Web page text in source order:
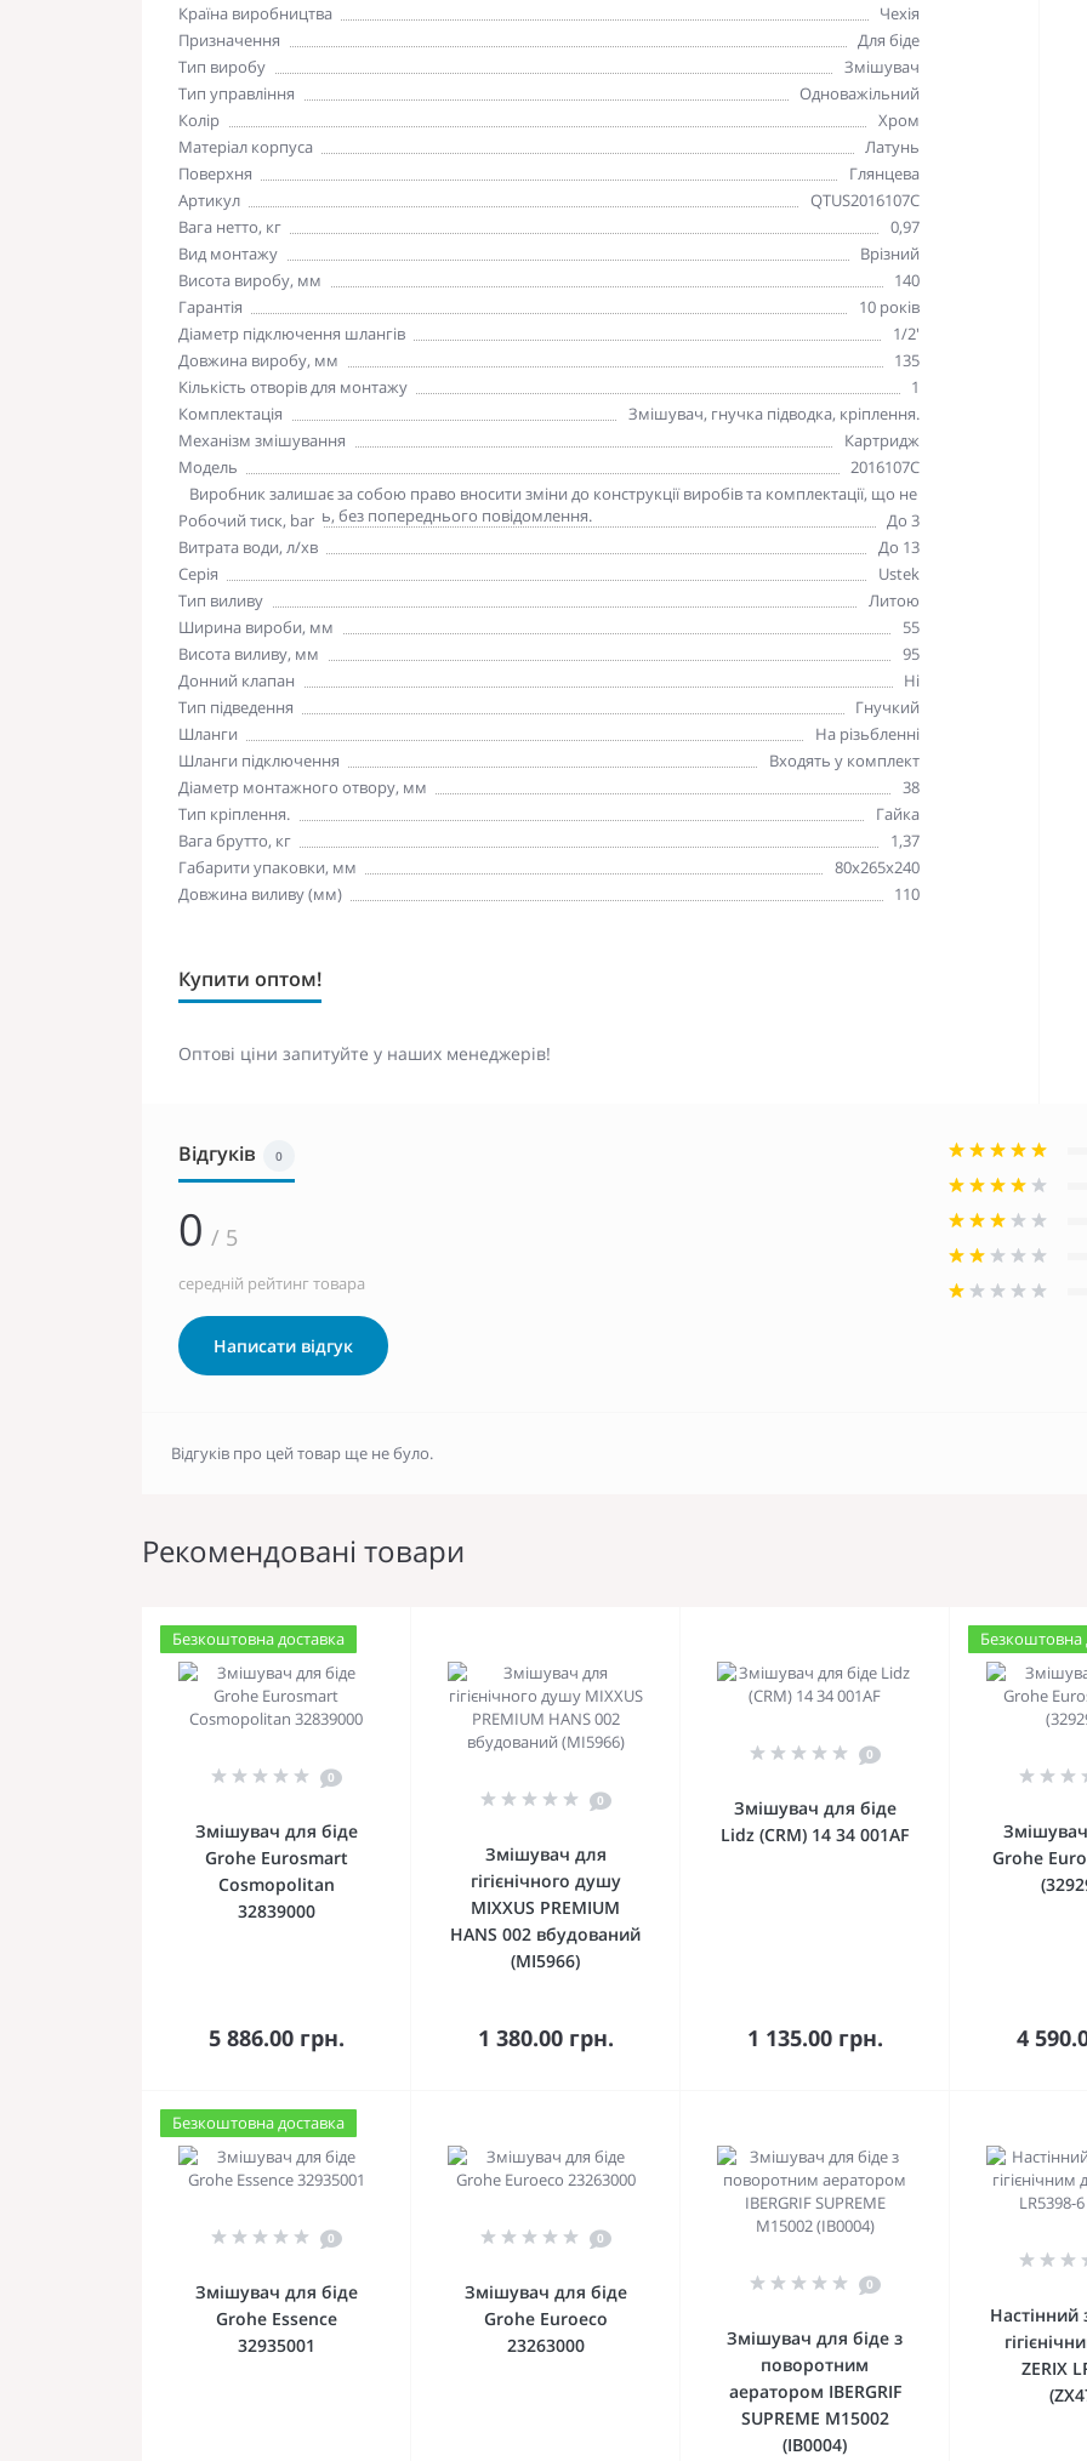
Країна виробництва
Чехія
Призначення
Для біде
Тип виробу
Змішувач
Тип управління
Одноважільний
Колір
Хром
Матеріал корпуса
Латунь
Поверхня
Глянцева
Артикул
QTUS2016107C
Вага нетто, кг
0,97
Вид монтажу
Врізний
Висота виробу, мм
140
Гарантія
10 років
Діаметр підключення шлангів
1/2'
Довжина виробу, мм
135
Кількість отворів для монтажу
1
Комплектація
Змішувач, гнучка підводка, кріплення.
Механізм змішування
Картридж
Модель
2016107C
Зверніть увагу
Виробник залишає за собою право вносити зміни до конструкції виробів та комплектації, що не
погіршують якість, без попереднього повідомлення.
Робочий тиск, bar
До 3
Витрата води, л/хв
До 13
Серія
Ustek
Тип виливу
Литою
Ширина вироби, мм
55
Висота виливу, мм
95
Донний клапан
Ні
Тип підведення
Гнучкий
Шланги
На різьбленні
Шланги підключення
Входять у комплект
Діаметр монтажного отвору, мм
38
Тип кріплення.
Гайка
Вага брутто, кг
1,37
Габарити упаковки, мм
80х265х240
Довжина виливу (мм)
110
Купити оптом!
Оптові ціни запитуйте у наших менеджерів!
Відгуків 0
0 / 5
середній рейтинг товара
Написати відгук
Відгуків про цей товар ще не було.
Рекомендовані товари
Безкоштовна доставка
0
Змішувач для біде
Grohe Eurosmart
Cosmopolitan
32839000
5 886.00 грн.
До кошика
0
Змішувач для
гігієнічного душу
MIXXUS PREMIUM
HANS 002 вбудований
(MI5966)
1 380.00 грн.
До кошика
0
Змішувач для біде
Lidz (CRM) 14 34 001AF
1 135.00 грн.
До кошика
Безкоштовна
Grohe
4 До
Безкоштовна доставка
0
Змішувач для біде
Grohe Essence
32935001
0
Змішувач для біде
Grohe Euroeco
23263000
0
Змішувач для біде з
поворотним
аератором IBERGRIF
SUPREME M15002
(IB0004)
Настінний
ZERIX